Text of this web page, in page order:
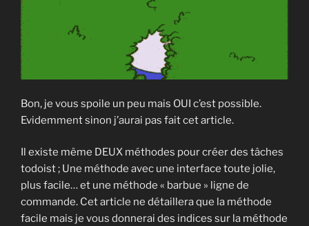
Bon, je vous spoile un peu mais OUI c’est possible.
Evidemment sinon j’aurai pas fait cet article.
Il existe même DEUX méthodes pour créer des tâches
todoist ; Une méthode avec une interface toute jolie,
plus facile… et une méthode « barbue » ligne de
commande. Cet article ne détaillera que la méthode
facile mais je vous donnerai des indices sur la méthode